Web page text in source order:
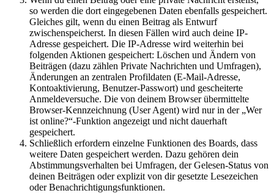
so werden die dort eingegebenen Daten ebenfalls gespeichert.
Gleiches gilt, wenn du einen Beitrag als Entwurf
zwischenspeicherst. In diesen Fällen wird auch deine IP-
Adresse gespeichert. Die IP-Adresse wird weiterhin bei
folgenden Aktionen gespeichert: Löschen und Ändern von
Beiträgen (dazu zählen Private Nachrichten und Umfragen),
Änderungen an zentralen Profildaten (E-Mail-Adresse,
Kontoaktivierung, Benutzer-Passwort) und gescheiterte
Anmeldeversuche. Die von deinem Browser übermittelte
Browser-Kennzeichnung (User Agent) wird nur in der „Wer
ist online?“-Funktion angezeigt und nicht dauerhaft
gespeichert.
Schließlich erfordern einzelne Funktionen des Boards, dass
weitere Daten gespeichert werden. Dazu gehören dein
Abstimmungsverhalten bei Umfragen, der Gelesen-Status von
deinen Beiträgen oder explizit von dir gesetzte Lesezeichen
oder Benachrichtigungsfunktionen.